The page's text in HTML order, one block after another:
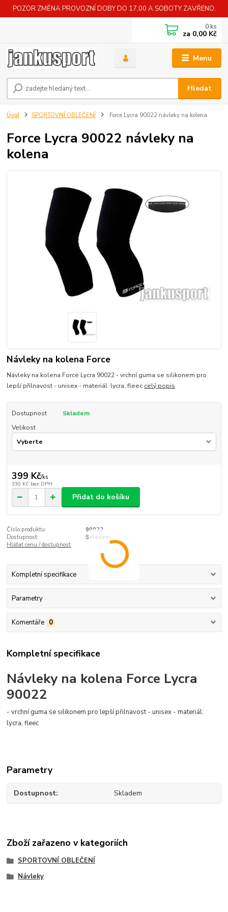
POZOR ZMĚNA PROVOZNÍ DOBY DO 17,00 A SOBOTY ZAVŘENO.
Menu
Hledat
0 ks
za 0,00 Kč
Úvod SPORTOVNÍ OBLEČENÍ Force Lycra 90022 návleky na kolena
Force Lycra 90022 návleky na
kolena
Návleky na kolena Force
Návleky na kolena Force Lycra 90022 - vrchní guma se silikonem pro
lepší přilnavost - unisex - materiál: lycra, fleec celý popis
Dostupnost
Skladem
Velikost
399 Kč/ks
330 Kč bez DPH
Přidat do košíku
Číslo produktu:
90022
Dostupnost:
Skladem
Hlídat cenu / dostupnost
Kompletní specifikace
Parametry
Komentáře 0
Kompletní specifikace
Návleky na kolena Force Lycra
90022
- vrchní guma se silikonem pro lepší přilnavost - unisex - materiál:
lycra, fleec
Parametry
Dostupnost Skladem
Zboží zařazeno v kategoriích
SPORTOVNÍ OBLEČENÍ
Návleky